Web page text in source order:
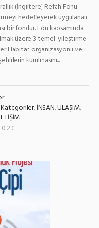
(İngiltere) Refah Fonu
hedefleyerek uygulanan
bir fondur. Fon kapsamında
üzere 3 temel iyileştirme
Habitat organizasyonu ve
kurulmasını...
,İNSAN,ULAŞIM,